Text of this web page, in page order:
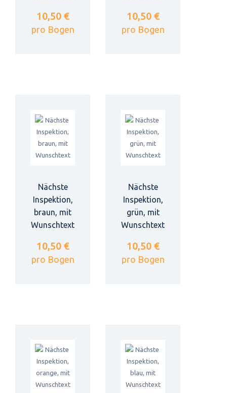
10,50 €
pro Bogen
10,50 €
pro Bogen
Nächste
Inspektion,
braun, mit
Wunschtext
10,50 €
pro Bogen
Nächste
Inspektion,
grün, mit
Wunschtext
10,50 €
pro Bogen